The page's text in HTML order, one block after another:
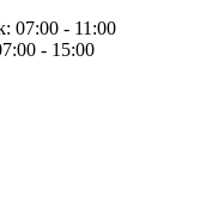
07:00 - 11:00
- 15:00